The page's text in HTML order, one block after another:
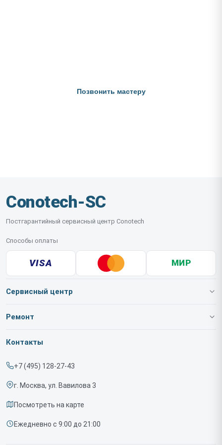
Позвонить мастеру
Conotech-SC
Постгарантийный сервисный центр Conotech
Способы оплаты
VISA МИР
Сервисный центр
О нашем сервисе
Срочный ремонт
Доставка и способы оплаты
Диагностика
Контакты
Ремонт
Тепловизионных очков
Контакты
+7 (495) 128-27-43
г. Москва, ул. Вавилова 3
Посмотреть на карте
Ежедневно с 9:00 до 21:00